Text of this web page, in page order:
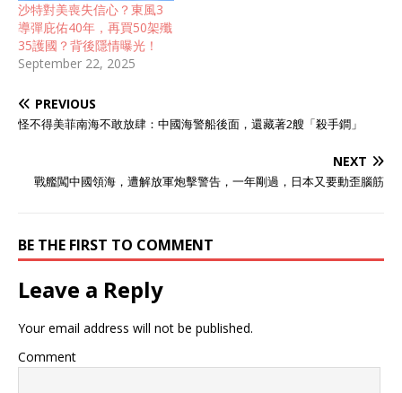
沙特對美喪失信心？東風3
導彈庇佑40年，再買50架殲
35護國？背後隱情曝光！
September 22, 2025
PREVIOUS
怪不得美菲南海不敢放肆：中國海警船後面，還藏著2艘「殺手鐧」
NEXT
戰艦闖中國領海，遭解放軍炮擊警告，一年剛過，日本又要動歪腦筋
BE THE FIRST TO COMMENT
Leave a Reply
Your email address will not be published.
Comment